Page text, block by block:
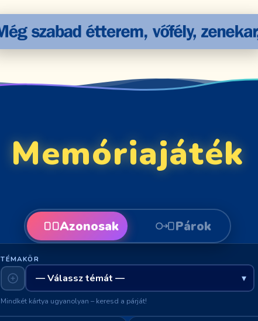
Memóriajáték
Azonosak Párok
TÉMAKÖR
Mindkét kártya ugyanolyan – keresd a párját!